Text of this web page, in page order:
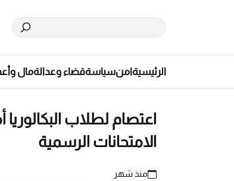
الرئيسيةامنسياسةقضاء وعدالةمال
اعتصام لطلاب
الامتحانات الرسمية
منذ شهر